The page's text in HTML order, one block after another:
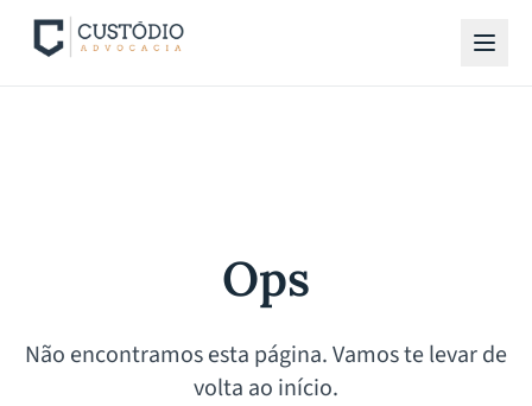
Ops
Não encontramos esta página. Vamos te levar de
volta ao início.